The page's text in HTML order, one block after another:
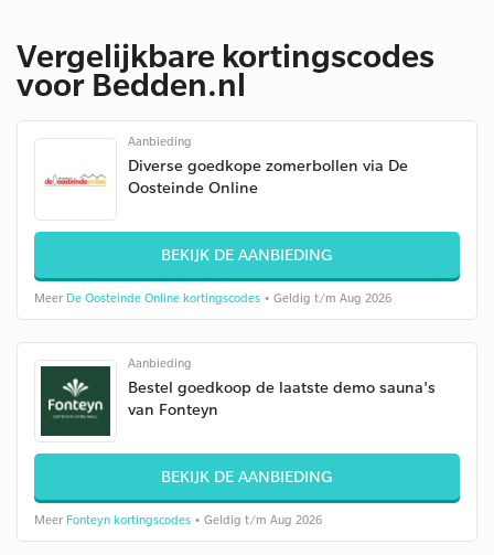
Vergelijkbare kortingscodes
voor Bedden.nl
Aanbieding
Diverse goedkope zomerbollen via De
Oosteinde Online
BEKIJK DE AANBIEDING
Meer De Oosteinde Online kortingscodes • Geldig t/m Aug 2026
Aanbieding
Bestel goedkoop de laatste demo sauna's
van Fonteyn
BEKIJK DE AANBIEDING
Meer Fonteyn kortingscodes • Geldig t/m Aug 2026